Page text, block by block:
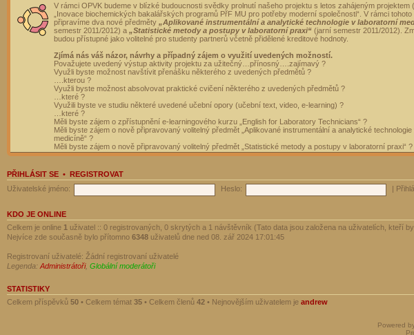
V rámci OPVK budeme v blízké budoucnosti svědky prolnutí našeho projektu s letos zahájeným projektem
„Inovace biochemických bakalářských programů PřF MU pro potřeby moderní společnosti“. V rámci tohoto
připravíme dva nové předměty „Aplikované instrumentální a analytické technologie v laboratorní
semestr 2011/2012) a „Statistické metody a postupy v laboratorní praxi“ (jarní semestr 2011/2012).
budou přístupné jako volitelné pro studenty partnerů včetně přidělené kreditové hodnoty.
Zjímá nás váš názor, návrhy a případný zájem o využití uvedených možností.
Považujete uvedený výstup aktivity projektu za užitečný…přínosný….zajímavý ?
Využli byste možnost navštívit přenášku některého z uvedených předmětů ?
….kterou ?
Využli byste možnost absolvovat praktické cvičení některého z uvedených předmětů ?
…které ?
Využili byste ve studiu některé uvedené učební opory (učební text, video, e-learning) ?
…které ?
Měli byste zájem o zpřístupnění e-learningového kurzu „English for Laboratory Technicians“ ?
Měli byste zájem o nově připravovaný volitelný předmět „Aplikované instrumentální a analytické
medicíně“ ?
Měli byste zájem o nově připravovaný volitelný předmět „Statistické metody a postupy v laboratorní praxi“ ?
PŘIHLÁSIT SE • REGISTROVAT
Uživatelské jméno:
Heslo:
KDO JE ONLINE
Celkem je online 1 uživatel :: 0 registrovaných, 0 skrytých a 1 návštěvník (Tato data jsou založena na uživatelích, kteří
Nejvíce zde současně bylo přítomno 6348 uživatelů dne ned 08. zář 2024 17:01:45
Registrovaní uživatelé: Žádní registrovaní uživatelé
Legenda: Administrátoři, Globální moderátoři
STATISTIKY
Celkem příspěvků 50 • Celkem témat 35 • Celkem členů 42 • Nejnovějším uživatelem je andrew
Powered